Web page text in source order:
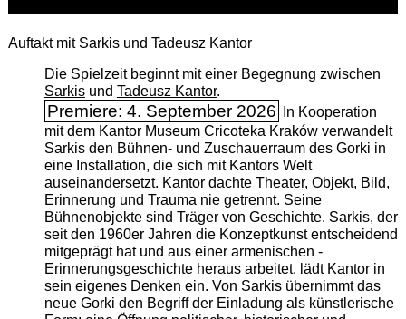
Auftakt mit Sarkis und Tadeusz Kantor
Die Spielzeit beginnt mit einer Begegnung zwischen
Sarkisund Tadeusz Kantor.
Premiere: 4. September 2026
In Kooperation
mit dem Kantor Museum Cricoteka Kraków verwandelt
Sarkis den Bühnen- und Zuschauerraum des Gorki in
eine Installation, die sich mit Kantors Welt
auseinandersetzt. Kantor dachte Theater, Objekt, Bild,
Erinnerung und Trauma nie getrennt. Seine
Bühnenobjekte sind Träger von Geschichte. Sarkis, der
seit den 1960er Jahren die Konzeptkunst entscheidend
mitgeprägt hat und aus einer armenischen ­
Erinnerungsgeschichte heraus arbeitet, lädt Kantor in
sein eigenes Denken ein. Von Sarkis übernimmt das
neue Gorki den Begriff der Einladung als künstlerische